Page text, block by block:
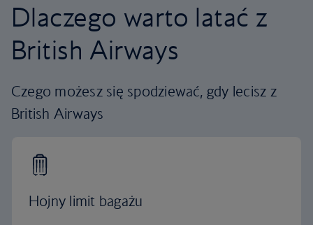
Dlaczego warto latać z
British Airways
Czego możesz się spodziewać, gdy lecisz z
British Airways
Hojny limit bagażu